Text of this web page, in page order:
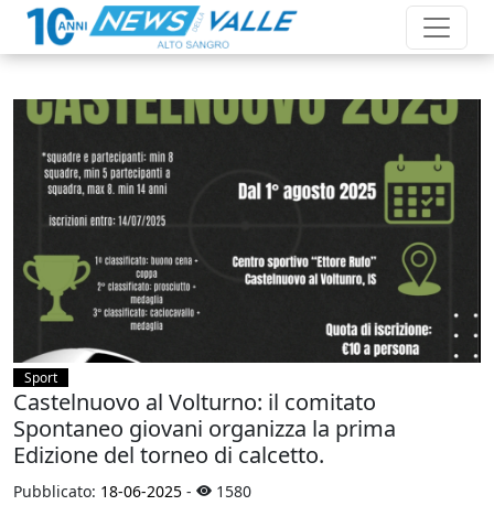
Sport
Castelnuovo al Volturno: il comitato
Spontaneo giovani organizza la prima
Edizione del torneo di calcetto.
Pubblicato: 18-06-2025 - 1580